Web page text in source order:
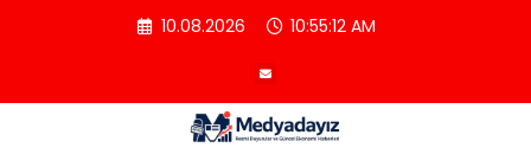
10.08.2026 10:55:13 AM